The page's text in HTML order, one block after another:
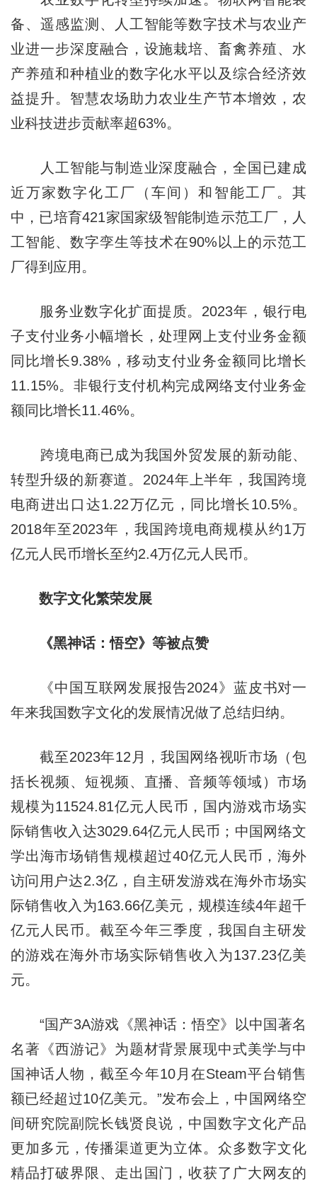
备、遥感监测、人工智能等数字技术与农业产
业进一步深度融合，设施栽培、畜禽养殖、水
产养殖和种植业的数字化水平以及综合经济效
益提升。智慧农场助力农业生产节本增效，农
业科技进步贡献率超63%。
人工智能与制造业深度融合，全国已建成
近万家数字化工厂（车间）和智能工厂。其
中，已培育421家国家级智能制造示范工厂，人
工智能、数字孪生等技术在90%以上的示范工
厂得到应用。
服务业数字化扩面提质。2023年，银行电
子支付业务小幅增长，处理网上支付业务金额
同比增长9.38%，移动支付业务金额同比增长
11.15%。非银行支付机构完成网络支付业务金
额同比增长11.46%。
跨境电商已成为我国外贸发展的新动能、
转型升级的新赛道。2024年上半年，我国跨境
电商进出口达1.22万亿元，同比增长10.5%。
2018年至2023年，我国跨境电商规模从约1万
亿元人民币增长至约2.4万亿元人民币。
数字文化繁荣发展
《黑神话：悟空》等被点赞
《中国互联网发展报告2024》蓝皮书对一
年来我国数字文化的发展情况做了总结归纳。
截至2023年12月，我国网络视听市场（包
括长视频、短视频、直播、音频等领域）市场
规模为11524.81亿元人民币，国内游戏市场实
际销售收入达3029.64亿元人民币；中国网络文
学出海市场销售规模超过40亿元人民币，海外
访问用户达2.3亿，自主研发游戏在海外市场实
际销售收入为163.66亿美元，规模连续4年超千
亿元人民币。截至今年三季度，我国自主研发
的游戏在海外市场实际销售收入为137.23亿美
元。
“国产3A游戏《黑神话：悟空》以中国著名
名著《西游记》为题材背景展现中式美学与中
国神话人物，截至今年10月在Steam平台销售
额已经超过10亿美元。”发布会上，中国网络空
间研究院副院长钱贤良说，中国数字文化产品
更加多元，传播渠道更为立体。众多数字文化
精品打破界限、走出国门，收获了广大网友的